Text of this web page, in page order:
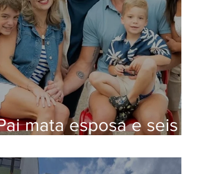
mata esposa e seis